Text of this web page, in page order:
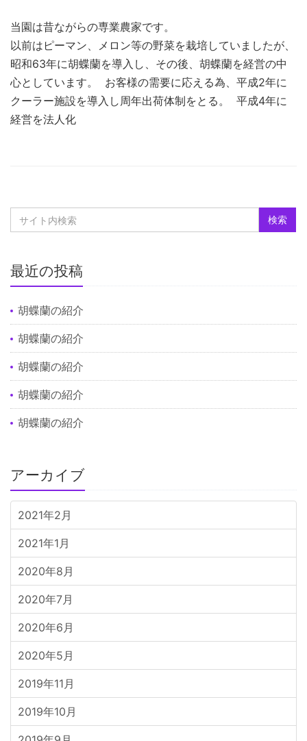
当園は昔ながらの専業農家です。
以前はピーマン、メロン等の野菜を栽培していましたが、
昭和63年に胡蝶蘭を導入し、その後、胡蝶蘭を経営の中
心としています。 お客様の需要に応える為、平成2年に
クーラー施設を導入し周年出荷体制をとる。 平成4年に
経営を法人化
最近の投稿
胡蝶蘭の紹介
胡蝶蘭の紹介
胡蝶蘭の紹介
胡蝶蘭の紹介
胡蝶蘭の紹介
アーカイブ
2021年2月
2021年1月
2020年8月
2020年7月
2020年6月
2020年5月
2019年11月
2019年10月